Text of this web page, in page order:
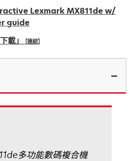
Lexmark MX811de w/
guide
載」
[連結]
多功能數碼複合機